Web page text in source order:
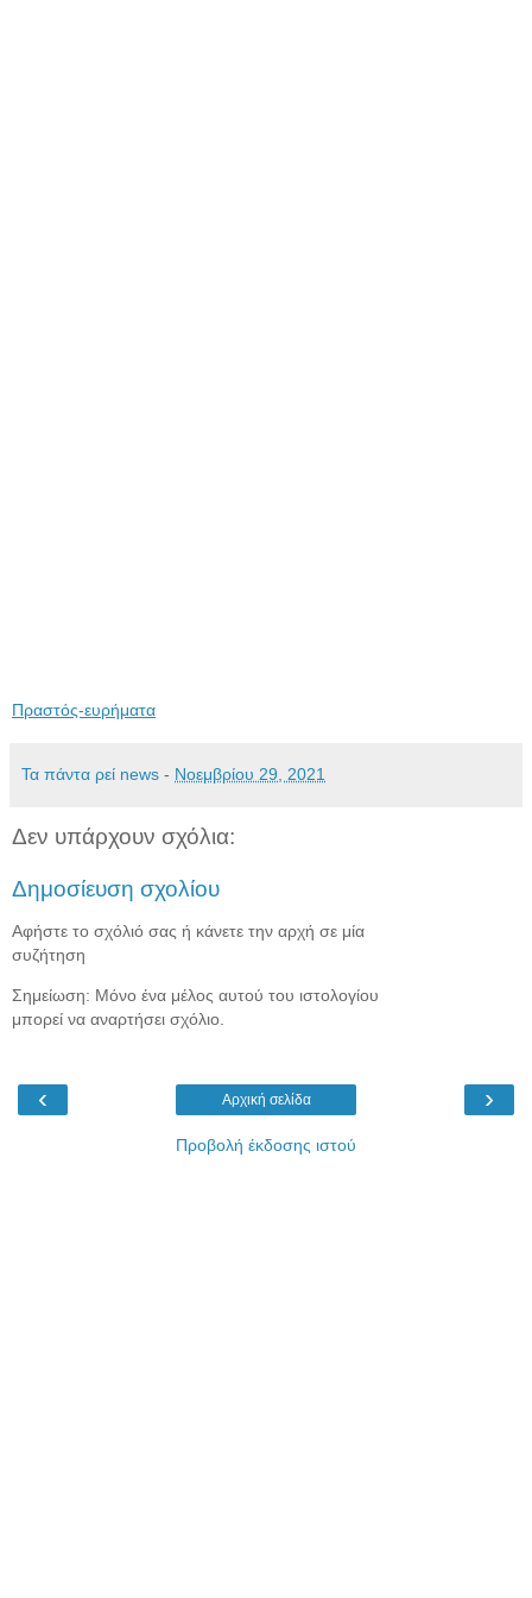
Πραστός-ευρήματα
Τα πάντα ρεί news - Νοεμβρίου 29, 2021
Δεν υπάρχουν σχόλια:
Δημοσίευση σχολίου
Αφήστε το σχόλιό σας ή κάνετε την αρχή σε μία
συζήτηση
Σημείωση: Μόνο ένα μέλος αυτού του ιστολογίου
μπορεί να αναρτήσει σχόλιο.
‹ ›
Αρχική σελίδα
Προβολή έκδοσης ιστού